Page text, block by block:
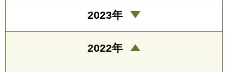
2023年
2022年